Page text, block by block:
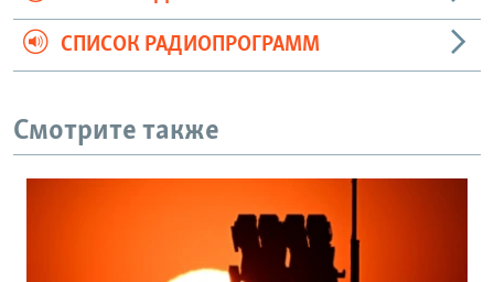
СПИСОК РАДИОПРОГРАММ
Смотрите также